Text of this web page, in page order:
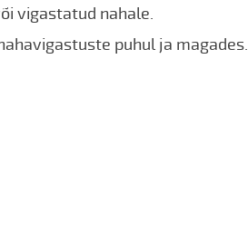
vigastatud nahale.
puhul ja magades.